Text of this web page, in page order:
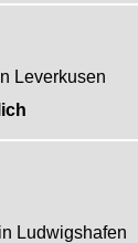
Leverkusen
Ludwigshafen